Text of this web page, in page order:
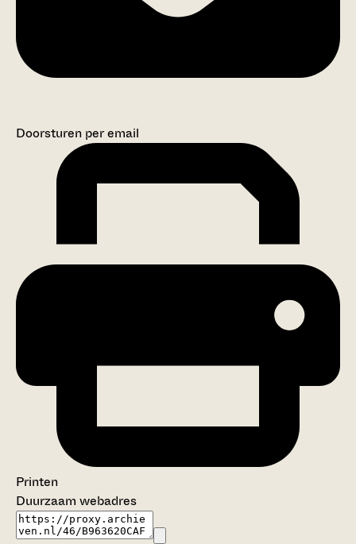
Doorsturen per email
Printen
Duurzaam webadres